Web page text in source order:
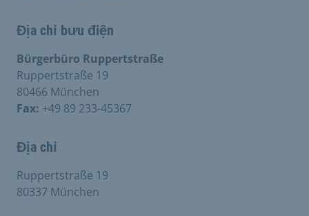
Địa chỉ bưu điện
Bürgerbüro Ruppertstraße
Ruppertstraße 19
80466 München
Fax: +49 89 233-45367
Địa chỉ
Ruppertstraße 19
80337 München